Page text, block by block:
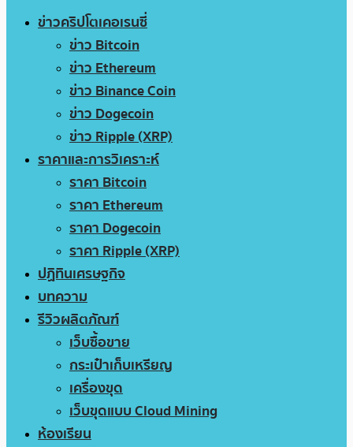
ข่าวคริปโตเคอเรนซี่
ข่าว Bitcoin
ข่าว Ethereum
ข่าว Binance Coin
ข่าว Dogecoin
ข่าว Ripple (XRP)
ราคาและการวิเคราะห์
ราคา Bitcoin
ราคา Ethereum
ราคา Dogecoin
ราคา Ripple (XRP)
ปฏิทินเศรษฐกิจ
บทความ
รีวิวผลิตภัณฑ์
เว็บซื้อขาย
กระเป๋าเก็บเหรียญ
เครื่องขุด
เว็บขุดแบบ Cloud Mining
ห้องเรียน